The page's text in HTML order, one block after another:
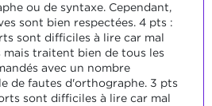
ou de syntaxe. Cependant,
sont bien respectées. 4 pts :
sont difficiles à lire car mal
mais traitent bien de tous les
avec un nombre
de fautes d'orthographe. 3 pts
sont difficiles à lire car mal